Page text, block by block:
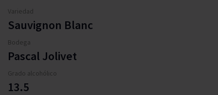
Variedad
Sauvignon Blanc
Bodega
Pascal Jolivet
Grado alcohólico
13.5